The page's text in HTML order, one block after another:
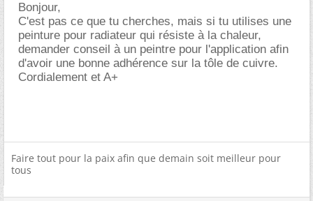
Bonjour,
C'est pas ce que tu cherches, mais si tu utilises une
peinture pour radiateur qui résiste à la chaleur,
demander conseil à un peintre pour l'application afin
d'avoir une bonne adhérence sur la tôle de cuivre.
Cordialement et A+
Faire tout pour la paix afin que demain soit meilleur pour
tous